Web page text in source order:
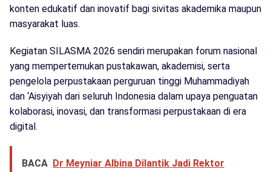
konten edukatif dan inovatif bagi sivitas akademika maupun
masyarakat luas.
Kegiatan SILASMA 2026 sendiri merupakan forum nasional
yang mempertemukan pustakawan, akademisi, serta
pengelola perpustakaan perguruan tinggi Muhammadiyah
dan ‘Aisyiyah dari seluruh Indonesia dalam upaya penguatan
kolaborasi, inovasi, dan transformasi perpustakaan di era
digital.
BACA Dr Meyniar Albina Dilantik Jadi Rektor